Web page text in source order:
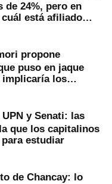
de 24%, pero en
cuál está afiliado
propone
puso en jaque
implicaría los
UPN y Senati: las
que los capitalinos
estudiar
de Chancay: lo